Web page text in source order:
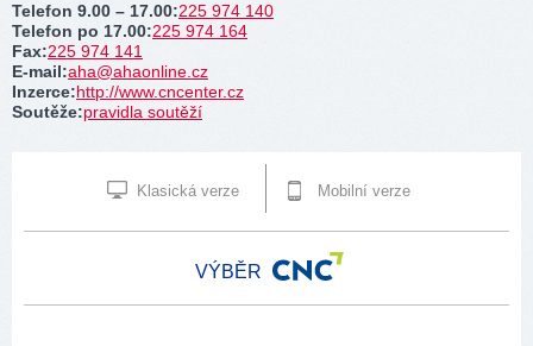
Telefon 9.00 – 17.00:225 974 140
Telefon po 17.00:225 974 164
Fax:225 974 141
E-mail:aha@ahaonline.cz
Inzerce:http://www.cncenter.cz
Soutěže:pravidla soutěží
Klasická verze Mobilní verze
VÝBĚR